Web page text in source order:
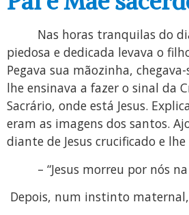
Nas horas tranquilas do
piedosa e dedicada levava o
Pegava sua mãozinha,
lhe ensinava a fazer o sinal da
Sacrário, onde está Jesus.
eram as imagens dos santos.
diante de Jesus crucificado e
– “Jesus morreu por nós na
Depois, num instinto